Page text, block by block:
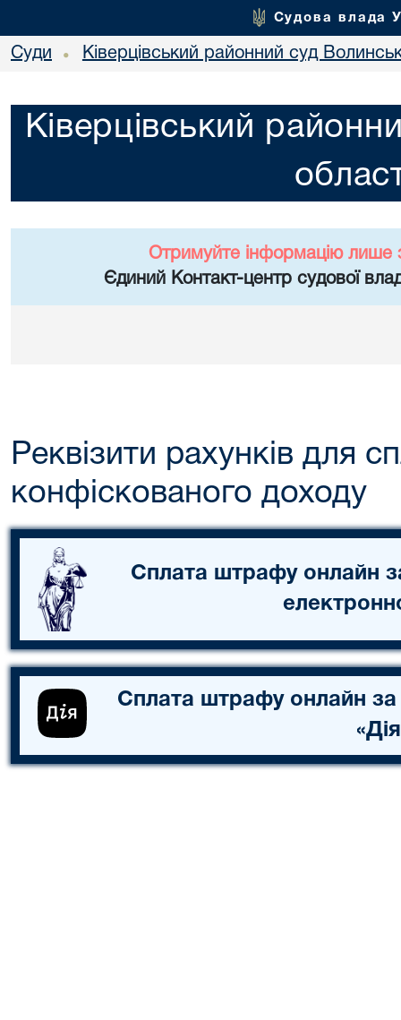
Судова влада
Суди • Ківерцівський районний суд
Ківерцівський
Отримуйте інформацію лише
Єдиний Контакт-центр судової
Реквізити рахунків для
конфіскованого доходу
Сплата штрафу онлайн
Сплата штрафу онлайн